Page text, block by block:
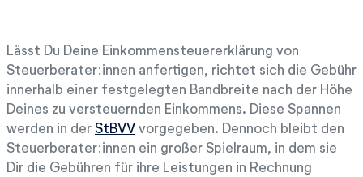
Lässt Du Deine Einkommensteuererklärung von
Steuerberater:innen anfertigen, richtet sich die Gebühr
innerhalb einer festgelegten Bandbreite nach der Höhe
Deines zu versteuernden Einkommens. Diese Spannen
werden in der StBVV vorgegeben. Dennoch bleibt den
Steuerberater:innen ein großer Spielraum, in dem sie
Dir die Gebühren für ihre Leistungen in Rechnung